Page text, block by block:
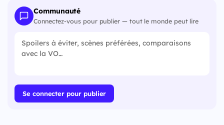
Communauté
Connectez-vous pour publier — tout le monde peut lire
Se connecter pour publier